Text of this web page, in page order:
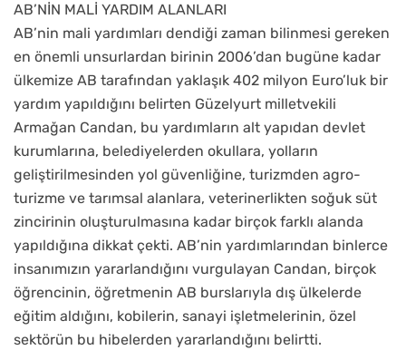
AB’NİN MALİ YARDIM ALANLARI
AB’nin mali yardımları dendiği zaman bilinmesi gereken
en önemli unsurlardan birinin 2006’dan bugüne kadar
ülkemize AB tarafından yaklaşık 402 milyon Euro’luk bir
yardım yapıldığını belirten Güzelyurt milletvekili
Armağan Candan, bu yardımların alt yapıdan devlet
kurumlarına, belediyelerden okullara, yolların
geliştirilmesinden yol güvenliğine, turizmden agro-
turizme ve tarımsal alanlara, veterinerlikten soğuk süt
zincirinin oluşturulmasına kadar birçok farklı alanda
yapıldığına dikkat çekti. AB’nin yardımlarından binlerce
insanımızın yararlandığını vurgulayan Candan, birçok
öğrencinin, öğretmenin AB burslarıyla dış ülkelerde
eğitim aldığını, kobilerin, sanayi işletmelerinin, özel
sektörün bu hibelerden yararlandığını belirtti.